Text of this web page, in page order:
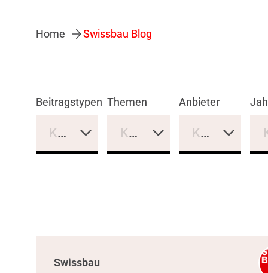
Home Swissbau Blog
Beitragstypen
Keine Auswahl
Themen
Keine Auswahl
Anbieter
Keine
Swissbau